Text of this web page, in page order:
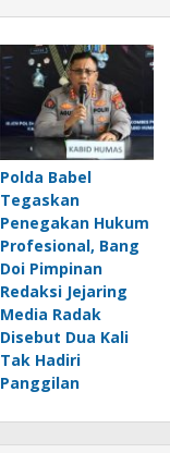
Polda Babel
Tegaskan
Penegakan Hukum
Profesional, Bang
Doi Pimpinan
Redaksi Jejaring
Media Radak
Disebut Dua Kali
Tak Hadiri
Panggilan